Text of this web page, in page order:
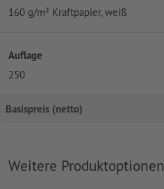
160 g/m² Kraftpapier, weiß
Auflage
250
Basispreis (netto)
Weitere Produktoptionen